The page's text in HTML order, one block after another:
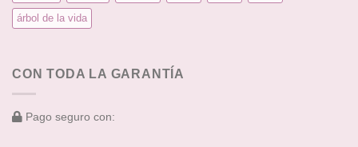
árbol de la vida
CON TODA LA GARANTÍA
Pago seguro con: